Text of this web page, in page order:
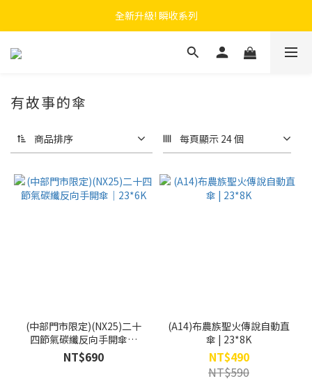
F.SEASONS x Baogani 最新聯名速穿側開雨衣
全新升級! 瞬收系列
F.SEASONS x Baogani 最新聯名速穿側開雨衣
有故事的傘
商品排序 每頁顯示 24 個
(中部門市限定)(NX25)二十
四節氣碳纖反向手開傘｜
23*6K
NT$690
(A14)布農族聖火傳說自動直
傘 | 23*8K
NT$490
NT$590